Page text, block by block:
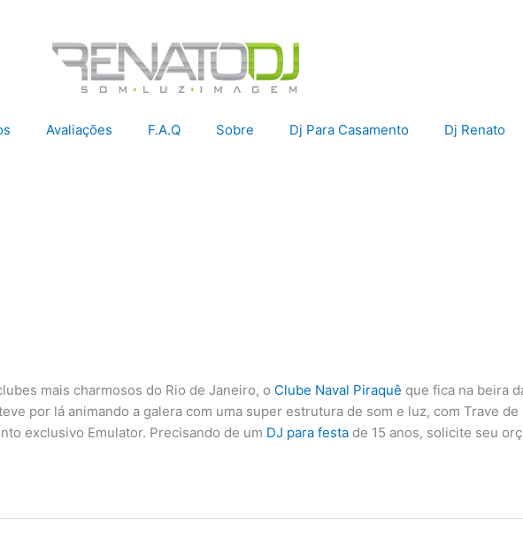
Avaliações F.A.Q Sobre Dj Para Casamento Dj Renato
mais charmosos do Rio de Janeiro, o Clube Naval Piraquê que fica na beira
por lá animando a galera com uma super estrutura de som e luz, com Trave
exclusivo Emulator. Precisando de um DJ para festa de 15 anos, solicite seu